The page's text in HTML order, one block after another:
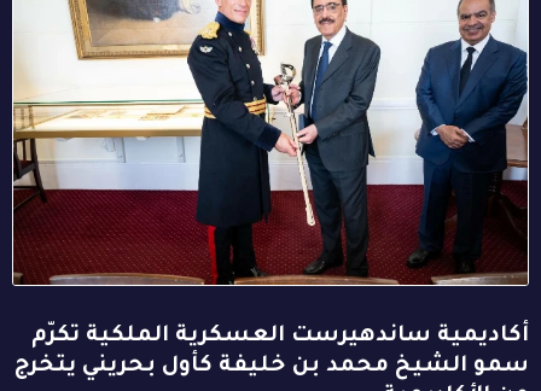
أكاديمية ساندهيرست العسكرية الملكية تكرّم
سمو الشيخ محمد بن خليفة كأول بحريني يتخرج